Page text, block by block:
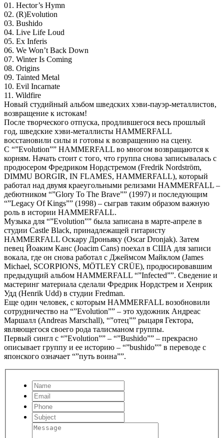
01. Hector’s Hymn
02. (R)Evolution
03. Bushido
04. Live Life Loud
05. Ex Inferis
06. We Won’t Back Down
07. Winter Is Coming
08. Origins
09. Tainted Metal
10. Evil Incarnate
11. Wildfire
Новый студийный альбом шведских хэви-пауэр-металлистов,
возвращение к истокам!
После творческого отпуска, продлившегося весь прошлый
год, шведские хэви-металлисты HAMMERFALL
восстановили силы и готовы к возвращению на сцену.
С “”Evolution”” HAMMERFALL во многом возвращаются к
корням. Начать стоит с того, что группа снова записывалась с
продюсером Фредриком Нордстремом (Fredrik Nordström,
DIMMU BORGIR, IN FLAMES, HAMMERFALL), который
работал над двумя краеугольными релизами HAMMERFALL –
дебютником “”Glory To The Brave”” (1997) и последующим
“”Legacy Of Kings”” (1998) – сыграв таким образом важную
роль в истории HAMMERFALL.
Музыка для “”Evolution”” была записана в марте-апреле в
студии Castle Black, принадлежащей гитаристу
HAMMERFALL Оскару Дроньяку (Oscar Dronjak). Затем
певец Йоаким Канс (Joacim Cans) поехал в США для записи
вокала, где он снова работал с Джеймсом Майклом (James
Michael, SCORPIONS, MÖTLEY CRÜE), продюсировавшим
предыдущий альбом HAMMERFALL “”Infected””. Сведение и
мастеринг материала сделали Фредрик Нордстрем и Хенрик
Удд (Henrik Udd) в студии Fredman.
Еще один человек, с которым HAMMERFALL возобновили
сотрудничество на “”Evolution”” – это художник Андреас
Маршалл (Andreas Marschall), “”отец”” рыцаря Гектора,
являющегося своего рода талисманом группы.
Первый сингл с “”Evolution”” – “”Bushido”” – прекрасно
описывает группу и ее историю – “”bushido”” в переводе с
японского означает “”путь воина””.